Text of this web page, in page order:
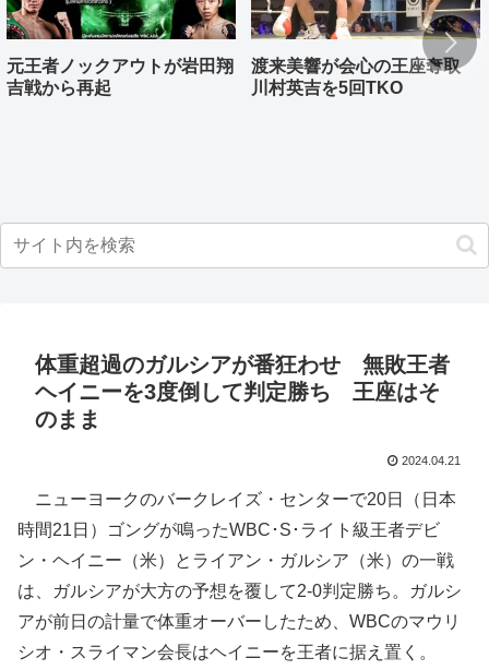
元王者ノックアウトが岩田翔
吉戦から再起
渡来美響が会心の王座奪取
川村英吉を5回TKO
体重超過のガルシアが番狂わせ 無敗王者
ヘイニーを3度倒して判定勝ち 王座はそ
のまま
2024.04.21
ニューヨークのバークレイズ・センターで20日（日本
時間21日）ゴングが鳴ったWBC･S･ライト級王者デビ
ン・ヘイニー（米）とライアン・ガルシア（米）の一戦
は、ガルシアが大方の予想を覆して2-0判定勝ち。ガルシ
アが前日の計量で体重オーバーしたため、WBCのマウリ
シオ・スライマン会長はヘイニーを王者に据え置く。